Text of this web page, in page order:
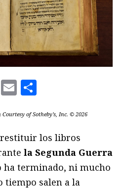
Telegram
Email
of Sotheby’s, Inc. © 2026
los libros
la Segunda Guerra
ha terminado, ni mucho
tiempo salen a la